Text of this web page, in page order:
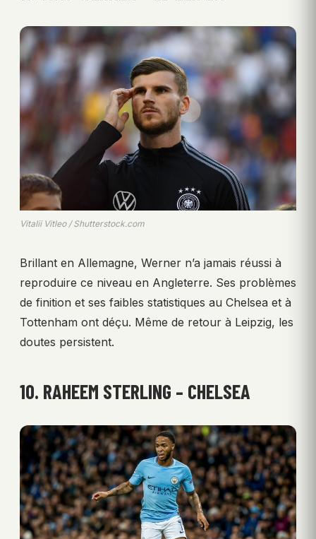
Vitalii Vitleo / Shutterstock.com
Brillant en Allemagne, Werner n’a jamais réussi à
reproduire ce niveau en Angleterre. Ses problèmes
de finition et ses faibles statistiques au Chelsea et à
Tottenham ont déçu. Même de retour à Leipzig, les
doutes persistent.
10. RAHEEM STERLING – CHELSEA